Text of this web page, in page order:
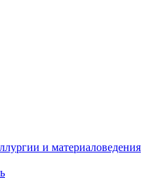
и материаловедения